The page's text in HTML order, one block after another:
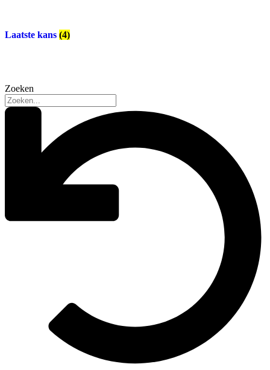
Laatste kans (4)
Zoeken